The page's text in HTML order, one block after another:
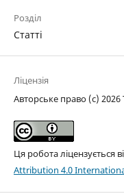
Розділ
Статті
Ліцензія
Авторське право (c)
Ця робота ліцензується
Attribution 4.0